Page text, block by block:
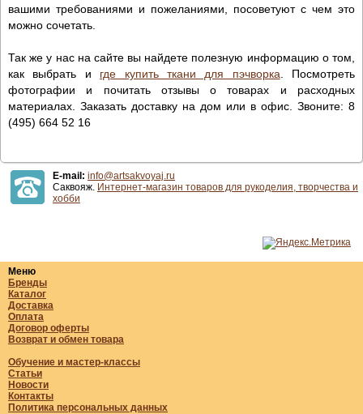
вашими требованиями и пожеланиями, посоветуют с чем это
можно сочетать.
Так же у нас на сайте вы найдете полезную информацию о том,
как выбрать и где купить ткани для пэчворка . Посмотреть
фотографии и почитать отзывы о товарах и расходных
материалах. Заказать доставку на дом или в офис. Звоните: 8
(495) 664 52 16
E-mail: info@artsakvoyaj.ru
Саквояж. Интернет-магазин товаров для рукоделия, творчества и
хобби
Меню
Бренды
Каталог
Доставка
Оплата
Договор оферты
Возврат и обмен товара
Обучение и мастер-классы
Статьи
Новости
Контакты
Политика персональных данных